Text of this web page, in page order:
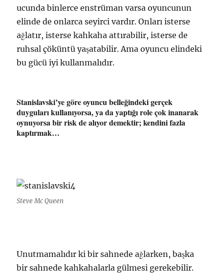
ucunda binlerce enstrüman varsa oyuncunun
elinde de onlarca seyirci vardır. Onları isterse
ağlatır, isterse kahkaha attırabilir, isterse de
ruhsal çöküntü yaşatabilir. Ama oyuncu elindeki
bu gücü iyi kullanmalıdır.
Stanislavski’ye göre oyuncu belleğindeki gerçek
duyguları kullanıyorsa, ya da yaptığı role çok inanarak
oynuyorsa bir risk de alıyor demektir; kendini fazla
kaptırmak…
Steve Mc Queen
Unutmamalıdır ki bir sahnede ağlarken, başka
bir sahnede kahkahalarla gülmesi gerekebilir.